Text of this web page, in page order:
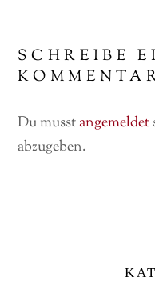
SCHREIBE
Du musstangemeldet
abzugeben.